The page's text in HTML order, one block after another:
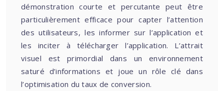
démonstration courte et percutante peut être
particulièrement efficace pour capter l’attention
des utilisateurs, les informer sur l’application et
les inciter à télécharger l’application. L’attrait
visuel est primordial dans un environnement
saturé d’informations et joue un rôle clé dans
l’optimisation du taux de conversion.